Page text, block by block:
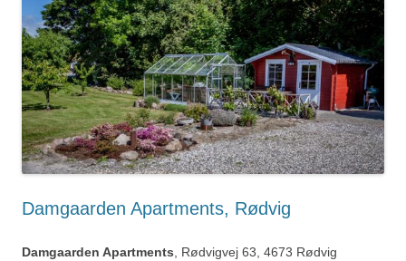
Damgaarden Apartments, Rødvig
Damgaarden Apartments , Rødvigvej 63, 4673 Rødvig